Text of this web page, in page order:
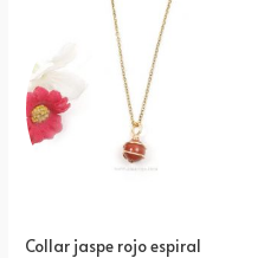
Collar jaspe rojo espiral